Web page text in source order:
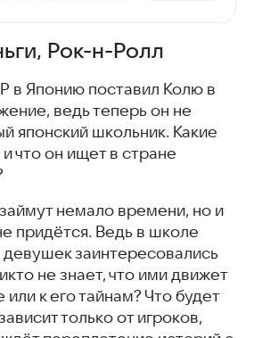
Рок-н-Ролл
в Японию поставил Колю в
ведь теперь он не
японский школьник. Какие
и что он ищет в стране
немало времени, но и
придётся. Ведь в школе
девушек заинтересовались
не знает, что ими движет
к его тайнам? Что будет
только от игроков,